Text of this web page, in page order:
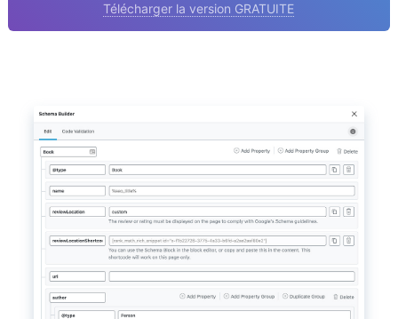
Télécharger la version GRATUITE